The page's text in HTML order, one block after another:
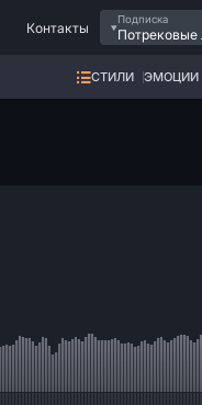
Контакты
Подписка
Потрековые
СТИЛИ ЭМОЦИИ